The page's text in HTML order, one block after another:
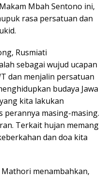
Mbah Sentono ini,
rasa persatuan dan
Rusmiati
sebagai wujud ucapan
dan menjalin persatuan
budaya Jawa
kita lakukan
perannya masing-masing.
Terkait hujan memang
dan doa kita
Mathori menambahkan,